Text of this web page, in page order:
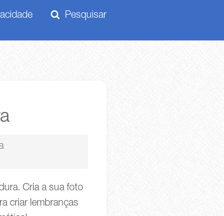
Pesquisar
Cria a sua foto
criar lembranças